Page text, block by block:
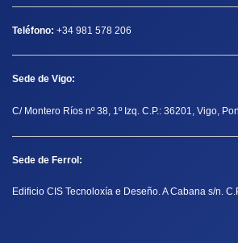
Teléfono: +34 981 578 206
Sede de Vigo:
C/ Montero Ríos nº 38, 1º Izq. C.P.: 36201, Vigo,
Sede de Ferrol:
Edificio CIS Tecnoloxía e Deseño. A Cabana s/n.